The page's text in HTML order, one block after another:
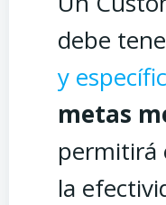
debe
y
metas
permitirá
la